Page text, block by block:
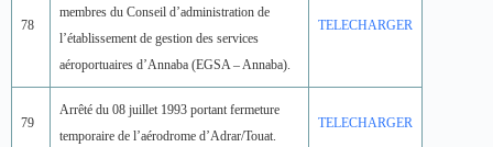
78
membres du Conseil d’administration de
l’établissement de gestion des services
aéroportuaires d’Annaba (EGSA – Annaba).
TELECHARGER
79
Arrêté du 08 juillet 1993 portant fermeture
temporaire de l’aérodrome d’Adrar/Touat.
TELECHARGER